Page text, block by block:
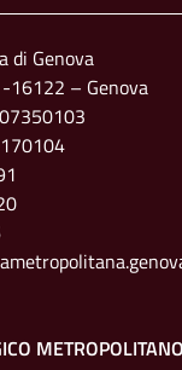
di Genova
16122 – Genova
METROPOLITANO